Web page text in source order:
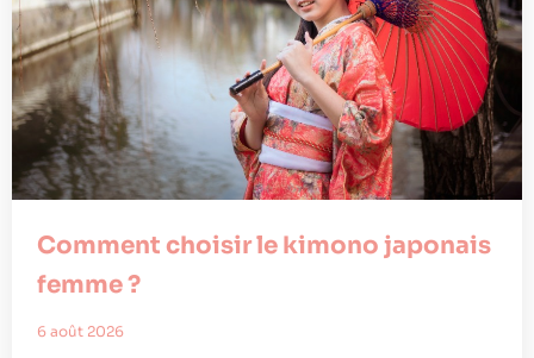
Comment choisir le kimono japonais
femme ?
6 août 2026